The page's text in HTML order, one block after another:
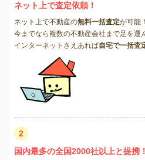
ネット上で査定依頼！
ネット上で不動産の無料一括査定が可能！
今までなら複数の不動産会社まで足を運
インターネットさえあれば自宅で一括査
2
国内最多の全国2000社以上と提携！